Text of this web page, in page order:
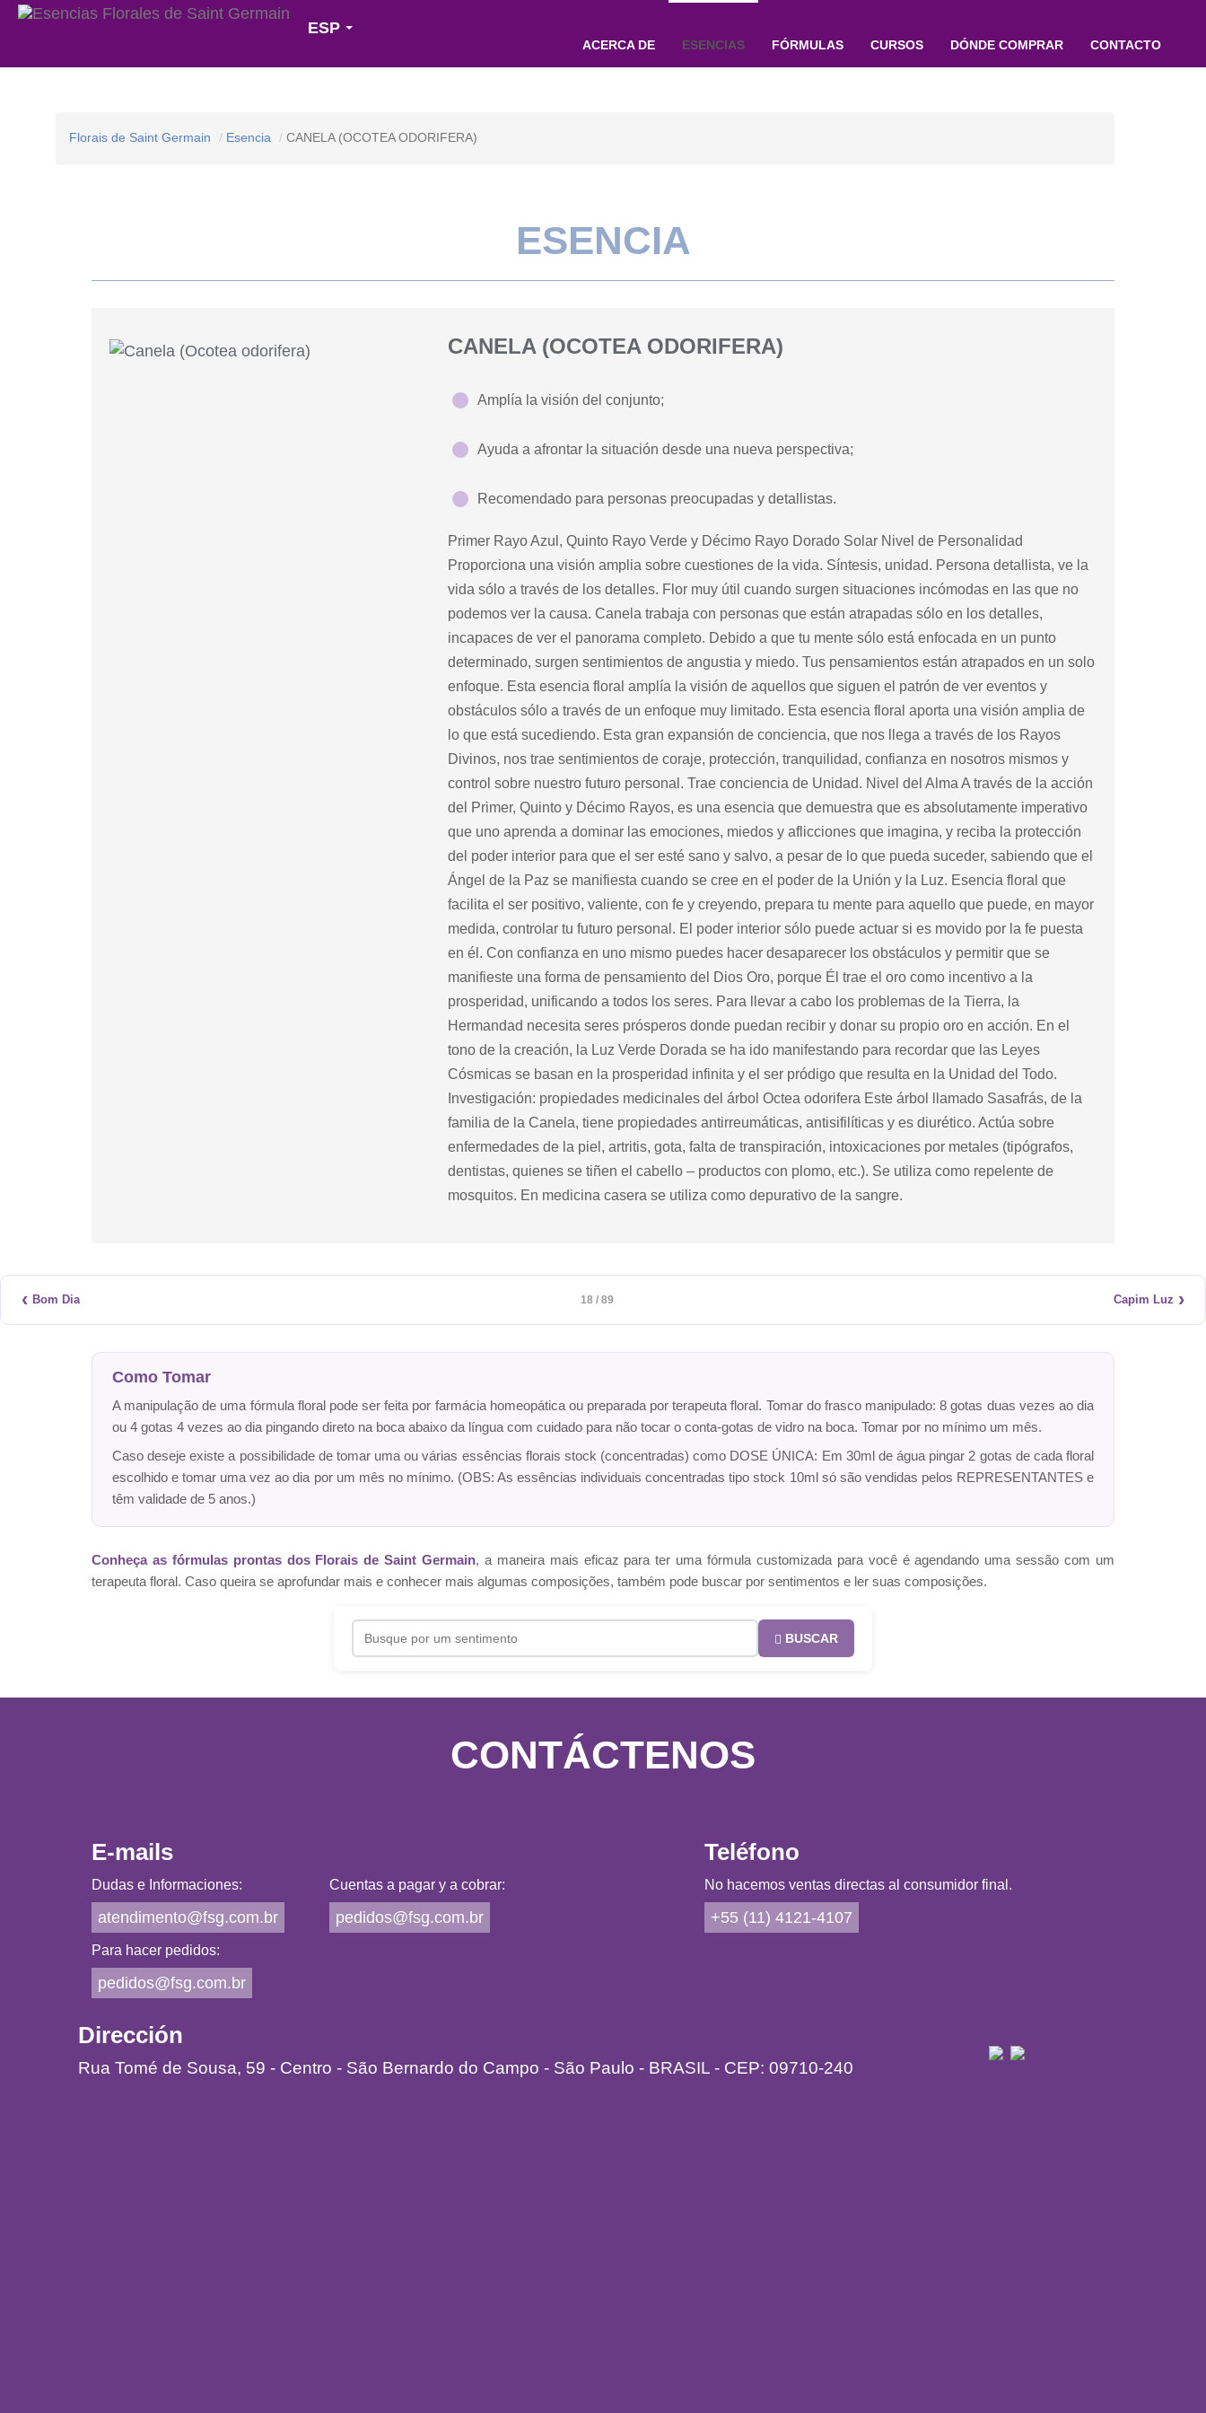
ESP
ACERCA DE ESENCIAS FÓRMULAS CURSOS DÓNDE COMPRAR CONTACTO
Florais de Saint Germain Esencia CANELA (OCOTEA ODORIFERA)
ESENCIA
CANELA (OCOTEA ODORIFERA)
Amplía la visión del conjunto;
Ayuda a afrontar la situación desde una nueva perspectiva;
Recomendado para personas preocupadas y detallistas.
Primer Rayo Azul, Quinto Rayo Verde y Décimo Rayo Dorado Solar Nivel de Personalidad
Proporciona una visión amplia sobre cuestiones de la vida. Síntesis, unidad. Persona detallista, ve la
vida sólo a través de los detalles. Flor muy útil cuando surgen situaciones incómodas en las que no
podemos ver la causa. Canela trabaja con personas que están atrapadas sólo en los detalles,
incapaces de ver el panorama completo. Debido a que tu mente sólo está enfocada en un punto
determinado, surgen sentimientos de angustia y miedo. Tus pensamientos están atrapados en un solo
enfoque. Esta esencia floral amplía la visión de aquellos que siguen el patrón de ver eventos y
obstáculos sólo a través de un enfoque muy limitado. Esta esencia floral aporta una visión amplia de
lo que está sucediendo. Esta gran expansión de conciencia, que nos llega a través de los Rayos
Divinos, nos trae sentimientos de coraje, protección, tranquilidad, confianza en nosotros mismos y
control sobre nuestro futuro personal. Trae conciencia de Unidad. Nivel del Alma A través de la acción
del Primer, Quinto y Décimo Rayos, es una esencia que demuestra que es absolutamente imperativo
que uno aprenda a dominar las emociones, miedos y aflicciones que imagina, y reciba la protección
del poder interior para que el ser esté sano y salvo, a pesar de lo que pueda suceder, sabiendo que el
Ángel de la Paz se manifiesta cuando se cree en el poder de la Unión y la Luz. Esencia floral que
facilita el ser positivo, valiente, con fe y creyendo, prepara tu mente para aquello que puede, en mayor
medida, controlar tu futuro personal. El poder interior sólo puede actuar si es movido por la fe puesta
en él. Con confianza en uno mismo puedes hacer desaparecer los obstáculos y permitir que se
manifieste una forma de pensamiento del Dios Oro, porque Él trae el oro como incentivo a la
prosperidad, unificando a todos los seres. Para llevar a cabo los problemas de la Tierra, la
Hermandad necesita seres prósperos donde puedan recibir y donar su propio oro en acción. En el
tono de la creación, la Luz Verde Dorada se ha ido manifestando para recordar que las Leyes
Cósmicas se basan en la prosperidad infinita y el ser pródigo que resulta en la Unidad del Todo.
Investigación: propiedades medicinales del árbol Octea odorifera Este árbol llamado Sasafrás, de la
familia de la Canela, tiene propiedades antirreumáticas, antisifilíticas y es diurético. Actúa sobre
enfermedades de la piel, artritis, gota, falta de transpiración, intoxicaciones por metales (tipógrafos,
dentistas, quienes se tiñen el cabello – productos con plomo, etc.). Se utiliza como repelente de
mosquitos. En medicina casera se utiliza como depurativo de la sangre.
‹ Bom Dia 18 / 89 Capim Luz ›
Como Tomar
A manipulação de uma fórmula floral pode ser feita por farmácia homeopática ou preparada por terapeuta floral. Tomar do frasco manipulado: 8 gotas duas vezes ao dia
ou 4 gotas 4 vezes ao dia pingando direto na boca abaixo da língua com cuidado para não tocar o conta-gotas de vidro na boca. Tomar por no mínimo um mês.
Caso deseje existe a possibilidade de tomar uma ou várias essências florais stock (concentradas) como DOSE ÚNICA: Em 30ml de água pingar 2 gotas de cada floral
escolhido e tomar uma vez ao dia por um mês no mínimo. (OBS: As essências individuais concentradas tipo stock 10ml só são vendidas pelos REPRESENTANTES e
têm validade de 5 anos.)
Conheça as fórmulas prontas dos Florais de Saint Germain, a maneira mais eficaz para ter uma fórmula customizada para você é agendando uma sessão com um
terapeuta floral. Caso queira se aprofundar mais e conhecer mais algumas composições, também pode buscar por sentimentos e ler suas composições.
BUSCAR
CONTÁCTENOS
E-mails
Dudas e Informaciones:
atendimento@fsg.com.br
Cuentas a pagar y a cobrar:
pedidos@fsg.com.br
Para hacer pedidos:
pedidos@fsg.com.br
Teléfono
No hacemos ventas directas al consumidor final.
+55 (11) 4121-4107
Dirección
Rua Tomé de Sousa, 59 - Centro - São Bernardo do Campo - São Paulo - BRASIL - CEP: 09710-240